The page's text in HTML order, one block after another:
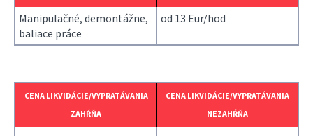
Manipulačné, demontážne,
baliace práce
od 13 Eur/hod
CENA LIKVIDÁCIE/VYPRATÁVANIA
ZAHŔŇA
CENA LIKVIDÁCIE/VYPRATÁVANIA
NEZAHŔŇA